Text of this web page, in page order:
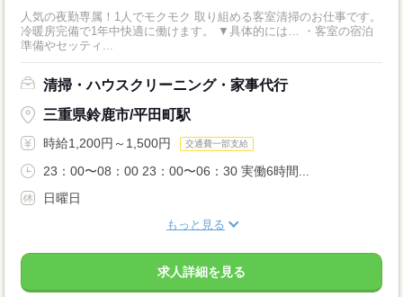
人気の夜勤専属！1人でモクモク 取り組める客室清掃のお仕事です。
冷暖房完備で1年中快適に働けます。 ▼具体的には… ・客室の宿泊
準備やセッティ...
清掃・ハウスクリーニング・家事代行
三重県鈴鹿市/平田町駅
時給1,200円～1,500円 交通費一部支給
23：00〜08：00 23：00〜06：30 実働6時間...
日曜日
もっと見る
求人詳細を見る